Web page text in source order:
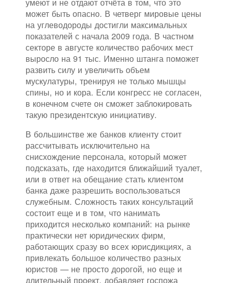
может быть опасно. В четверг мировые цены
на углеводороды достигли максимальных
показателей с начала 2009 года. В частном
секторе в августе количество рабочих мест
выросло на 91 тыс. Именно штанга поможет
развить силу и увеличить объем
мускулатуры, тренируя не только мышцы
спины, но и кора. Если конгресс не согласен,
в конечном счете он сможет заблокировать
такую президентскую инициативу.
В большинстве же банков клиенту стоит
рассчитывать исключительно на
снисхождение персонала, который может
подсказать, где находится ближайший туалет,
или в ответ на обещание стать клиентом
банка даже разрешить воспользоваться
служебным. Сложность таких консультаций
состоит еще и в том, что нанимать
приходится несколько компаний: на рынке
практически нет юридических фирм,
работающих сразу во всех юрисдикциях, а
привлекать большое количество разных
юристов — не просто дорогой, но еще и
длительный проект, добавляет госпожа